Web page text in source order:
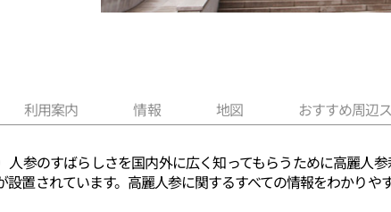
利用案内 情報 地図 おすすめ周辺
人参のすばらしさを国内外に広く知ってもらうために高麗人
設置されています。高麗人参に関するすべての情報をわかりや